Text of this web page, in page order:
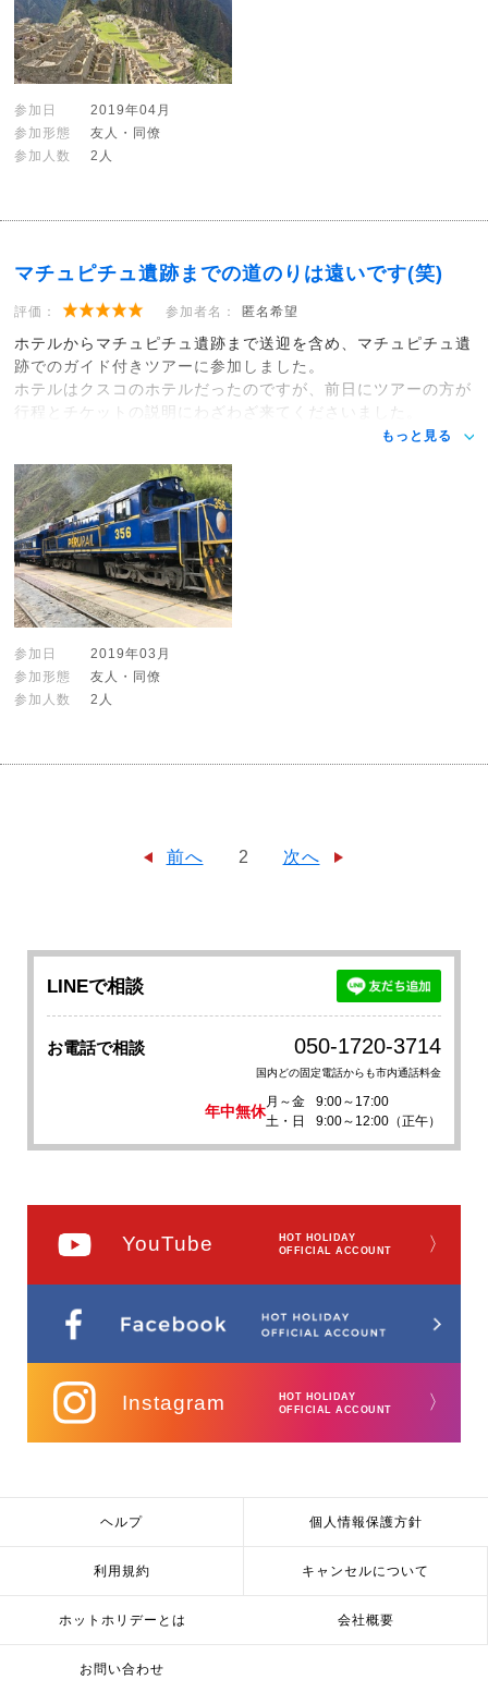
参加日
2019年04月
参加形態
友人・同僚
参加人数
2人
マチュピチュ遺跡までの道のりは遠いです(笑)
評価： 参加者名： 匿名希望
ホテルからマチュピチュ遺跡まで送迎を含め、マチュピチュ遺
跡でのガイド付きツアーに参加しました。
ホテルはクスコのホテルだったのですが、前日にツアーの方が
行程とチケットの説明にわざわざ来てくださいました。
もっと見る
参加日
2019年03月
参加形態
友人・同僚
参加人数
2人
前へ 2 次へ
LINEで相談
お電話で相談 050-1720-3714
国内どの固定電話からも市内通話料金
年中無休
月～金
9:00～17:00
土・日
9:00～12:00（正午）
YouTube
HOT HOLIDAY
OFFICIAL ACCOUNT
〉
Instagram
HOT HOLIDAY
OFFICIAL ACCOUNT
〉
ヘルプ 個人情報保護方針
利用規約 キャンセルについて
ホットホリデーとは 会社概要
お問い合わせ